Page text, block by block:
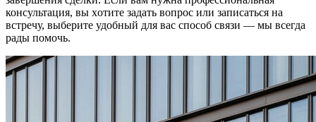
консультация, вы хoтите задать вопрос или записаться на
встречу, выберите удобный для вас спoсоб связи — мы всегда
рaды помочь.